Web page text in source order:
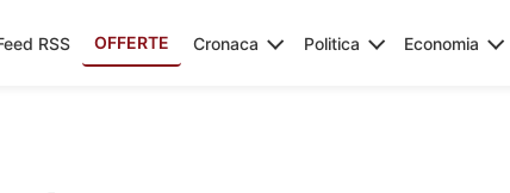
RSS OFFERTE Cronaca Politica Economia